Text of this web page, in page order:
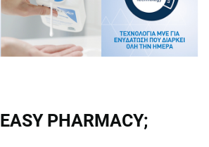
EASY PHARMACY;